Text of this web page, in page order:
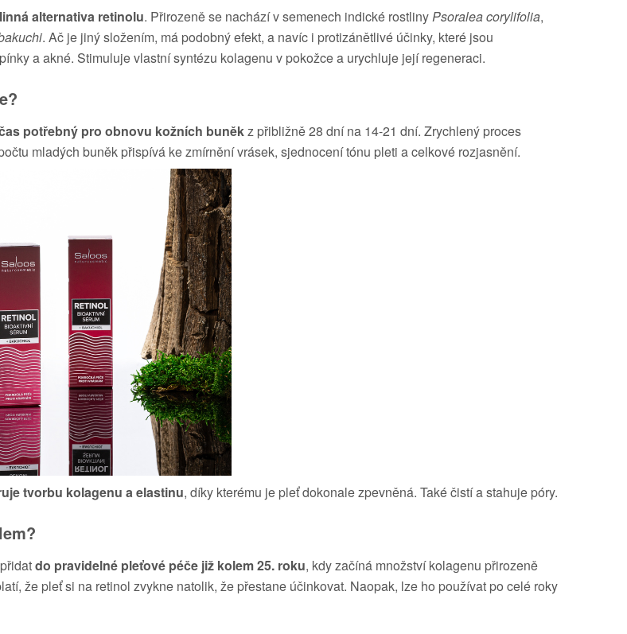
alternativa retinolu. Přirozeně se nachází v semenech indické rostlinyPsoralea corylifolia,
. Ač je jiný složením, má podobný efekt, a navíc i protizánětlivé účinky, které jsou
a akné. Stimuluje vlastní syntézu kolagenu v pokožce a urychluje její regeneraci.
potřebný pro obnovu kožních buněkz přibližně 28 dní na 14-21 dní. Zrychlený proces
mladých buněk přispívá ke zmírnění vrásek, sjednocení tónu pleti a celkové rozjasnění.
tvorbu kolagenu a elastinu, díky kterému je pleť dokonale zpevněná. Také čistí a stahuje póry.
do pravidelné pleťové péče již kolem 25. roku, kdy začíná množství kolagenu přirozeně
že pleť si na retinol zvykne natolik, že přestane účinkovat. Naopak, lze ho používat po celé roky